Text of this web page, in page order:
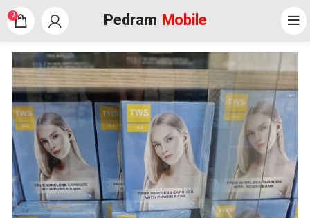
Pedram Mobile
0